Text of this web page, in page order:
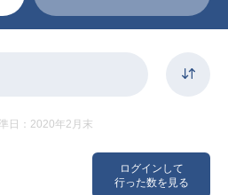
ログインして
行った数を見る
日：2020年2月末